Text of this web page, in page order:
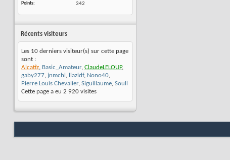
Points
342
Récents visiteurs
Les 10 derniers visiteur(s) sur cette page
sont :
Alcatîz, Basic_Amateur, ClaudeLELOUP,
gaby277, jnmchl , liazidf, Nono40,
Pierre Louis Chevalier, Siguillaume, Soull
Cette page a eu 2 920 visites